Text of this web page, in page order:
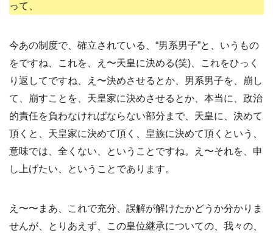
って、
今あの制度で、確立されている、“男系男子”と、いうもの
をですね、これを、え〜天皇に決める(笑)、これをひっく
り返してですね、え〜決めさせるとか、男系男子を、崩し
て、崩すことを、天皇家に決めさせるとか、本当に、政治
的責任を負わなければならない部分まで、天皇に、決めて
頂くと、天皇家に決めて頂く、皇族に決めて頂くという、
意味では、全くない、ということですね。え〜それを、申
し上げたい、ということであります。
え〜〜まあ、これで充分、誤解が解けたかどうか分かりま
せんが、とりあえず、この皇位継承についての、我々の、